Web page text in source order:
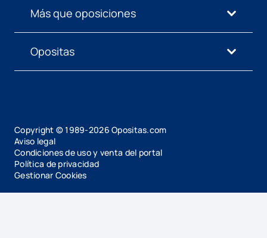
Más que oposiciones
Opositas
Copyright © 1989-2026 Opositas.com
Aviso legal
Condiciones de uso y venta del portal
Política de privacidad
Gestionar Cookies